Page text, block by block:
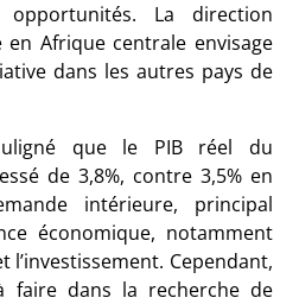
La direction
Afrique centrale envisage
dans les autres pays de
que le PIB réel du
de 3,8%, contre 3,5% en
intérieure, principal
économique, notamment
Cependant,
faire dans la recherche de